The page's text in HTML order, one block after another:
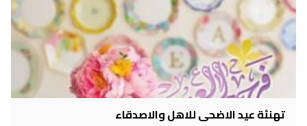
تهنئة عيد الاضحى للاهل والاصدقاء